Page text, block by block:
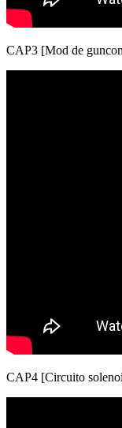
CAP3 [Mod de
CAP4 [Circuito